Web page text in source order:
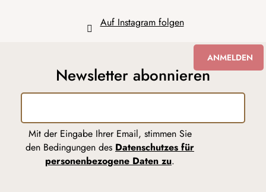
Auf Instagram folgen
Newsletter abonnieren
Mit der Eingabe Ihrer Email, stimmen Sie
den Bedingungen des Datenschutzes für
personenbezogene Daten zu.
ANMELDEN